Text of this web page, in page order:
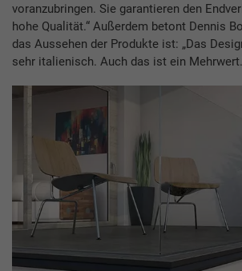
voranzubringen. Sie garantieren den
hohe Qualität.“ Außerdem betont Dennis
das Aussehen der Produkte ist: „Das
sehr italienisch. Auch das ist ein